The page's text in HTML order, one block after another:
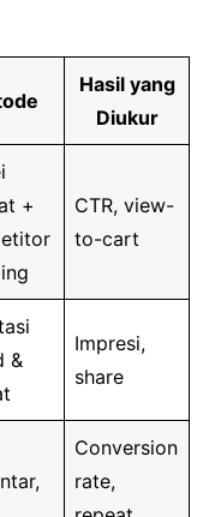
Hasil yang
Diukur
+
CTR, view-
to-cart
&
Impresi,
share
Conversion
rate,